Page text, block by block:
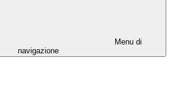
Menu di
navigazione